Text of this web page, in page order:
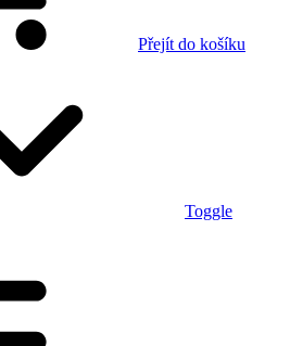
Přejít do košíku
Toggle